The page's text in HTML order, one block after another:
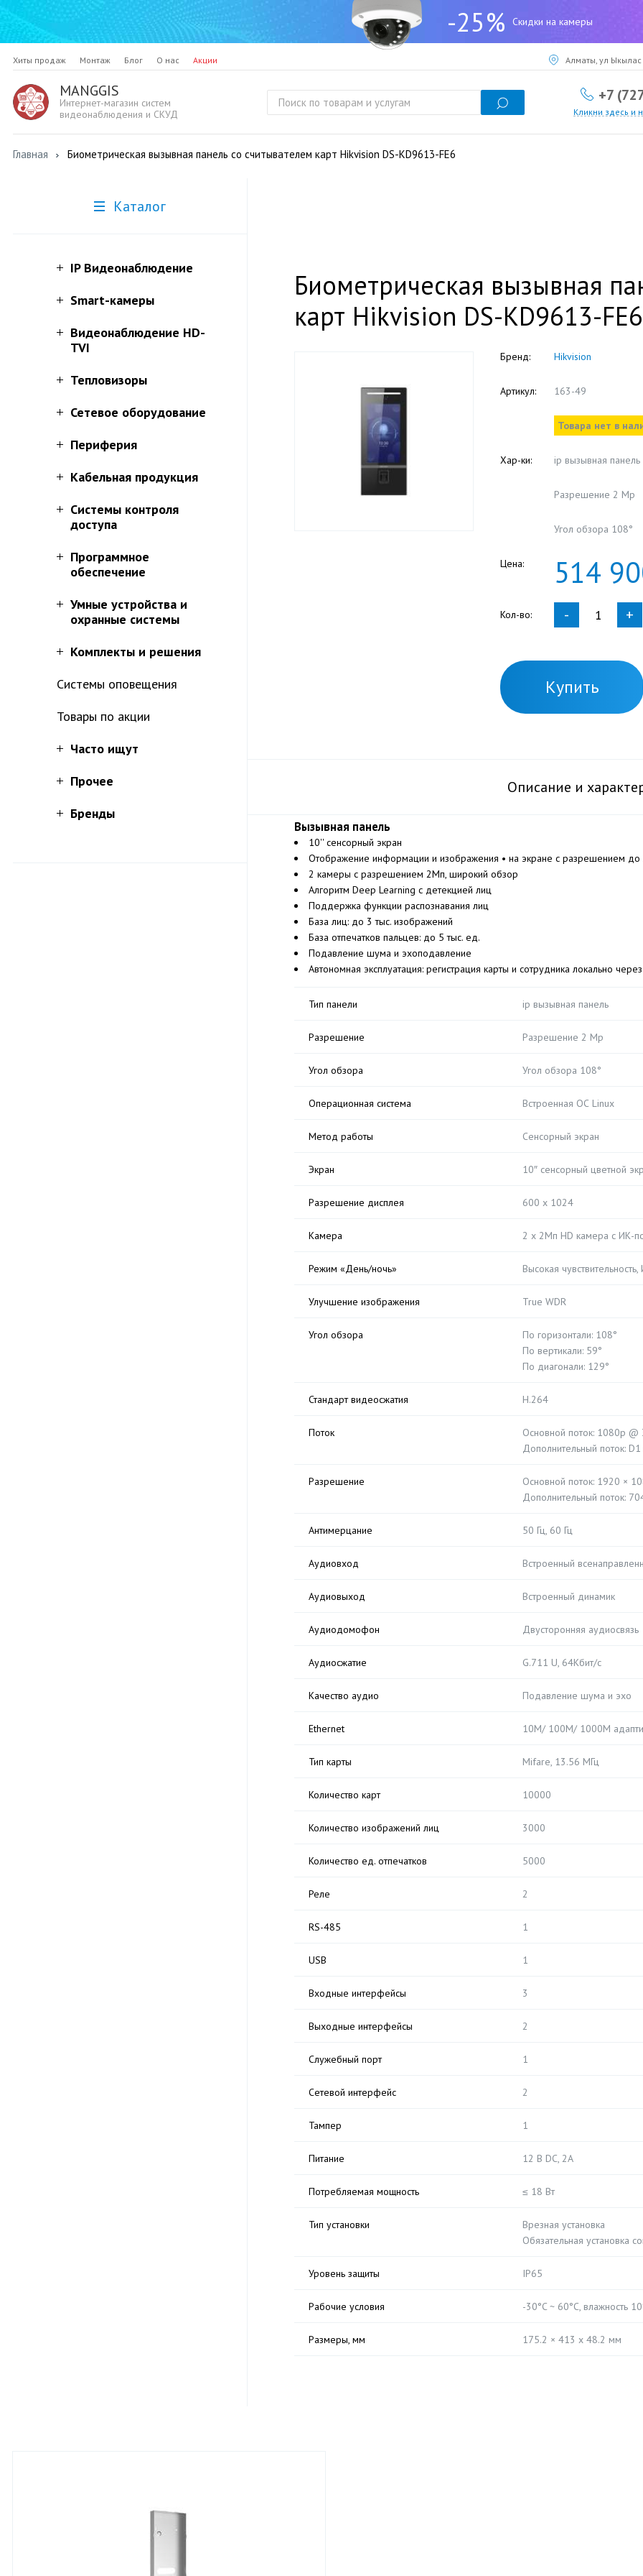
-25% Скидки на камеры
Хиты продаж Монтаж Блог О нас Акции Алматы, ул Ыкылас
MANGGIS
Интернет-магазин систем
видеонаблюдения и СКУД
+7
Кликни здесь и
Главная Биометрическая вызывная панель со считывателем карт Hikvision DS-KD9613-FE6
Каталог
IP Видеонаблюдение
Smart-камеры
Видеонаблюдение HD-
TVI
Тепловизоры
Сетевое оборудование
Периферия
Кабельная продукция
Системы контроля
доступа
Программное
обеспечение
Умные устройства и
охранные системы
Комплекты и решения
Системы оповещения
Товары по акции
Часто ищут
Прочее
Бренды
Биометрическая вызывная
карт Hikvision DS-KD9613-FE6
Бренд: Hikvision
Артикул: 163-49
Товара нет в
Хар-ки: ip вызывная панель
Разрешение 2 Мр
Угол обзора 108°
Цена: 514
Кол-во: - +
Купить
Описание и
Вызывная панель
10'' сенсорный экран
Отображение информации и изображения • на экране с разрешением
2 камеры с разрешением 2Мп, широкий обзор
Алгоритм Deep Learning с детекцией лиц
Поддержка функции распознавания лиц
База лиц: до 3 тыс. изображений
База отпечатков пальцев: до 5 тыс. ед.
Подавление шума и эхоподавление
Автономная эксплуатация: регистрация карты и сотрудника локально через
Тип панели ip вызывная панель
Разрешение Разрешение 2 Мр
Угол обзора Угол обзора 108°
Операционная система Встроенная ОС Linux
Метод работы Сенсорный экран
Экран 10″ сенсорный цветной
Разрешение дисплея 600 x 1024
Камера 2 x 2Мп HD камера с ИК-
Режим «День/ночь» Высокая
Улучшение изображения True WDR
Угол обзора
По горизонтали: 108°
По вертикали: 59°
По диагонали: 129°
Стандарт видеосжатия H.264
Поток
Основной поток: 1080p
Дополнительный поток:
Разрешение
Основной поток: 1920 ×
Дополнительный поток:
Антимерцание 50 Гц, 60 Гц
Аудиовход Встроенный
Аудиовыход Встроенный динамик
Аудиодомофон Двусторонняя аудиосвязь
Аудиосжатие G.711 U, 64Кбит/с
Качество аудио Подавление шума и эхо
Ethernet 10M/ 100M/ 1000M
Тип карты Mifare, 13.56 МГц
Количество карт 10000
Количество изображений лиц 3000
Количество ед. отпечатков 5000
Реле 2
RS-485 1
USB 1
Входные интерфейсы 3
Выходные интерфейсы 2
Служебный порт 1
Сетевой интерфейс 2
Тампер 1
Питание 12 В DC, 2A
Потребляемая мощность ≤ 18 Вт
Тип установки
Врезная установка
Обязательная установка
Уровень защиты IP65
Рабочие условия -30°C ~ 60°C, влажность
Размеры, мм 175.2 × 413 x 48.2 мм